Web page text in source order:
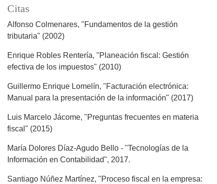
Citas
Alfonso Colmenares, "Fundamentos de la gestión
tributaria" (2002)
Enrique Robles Rentería, "Planeación fiscal: Gestión
efectiva de los impuestos" (2010)
Guillermo Enrique Lomelín, "Facturación electrónica:
Manual para la presentación de la información" (2017)
Luis Marcelo Jácome, "Preguntas frecuentes en materia
fiscal" (2015)
María Dolores Díaz-Agudo Bello - "Tecnologías de la
Información en Contabilidad", 2017.
Santiago Núñez Martínez, "Proceso fiscal en la empresa: